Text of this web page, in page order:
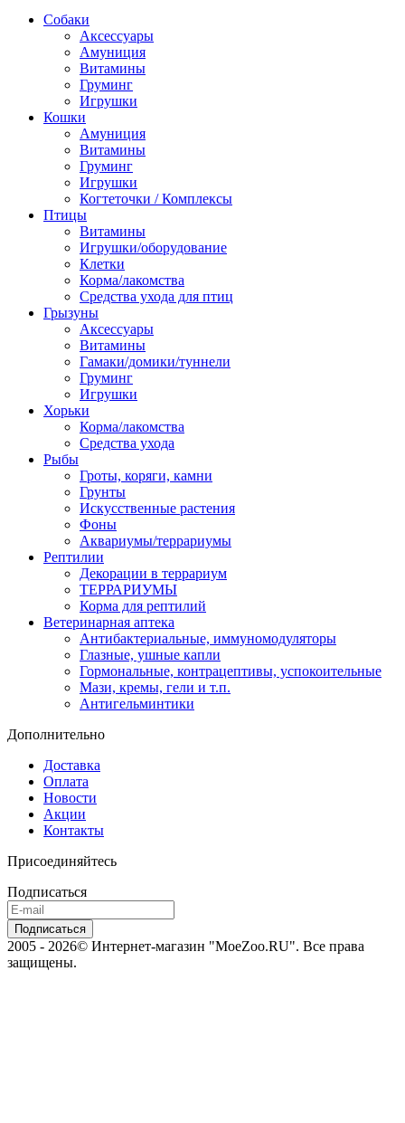
Собаки
Аксессуары
Амуниция
Витамины
Груминг
Игрушки
Кошки
Амуниция
Витамины
Груминг
Игрушки
Когтеточки / Комплексы
Птицы
Витамины
Игрушки/оборудование
Клетки
Корма/лакомства
Средства ухода для птиц
Грызуны
Аксессуары
Витамины
Гамаки/домики/туннели
Груминг
Игрушки
Хорьки
Корма/лакомства
Средства ухода
Рыбы
Гроты, коряги, камни
Грунты
Искусственные растения
Фоны
Аквариумы/террариумы
Рептилии
Декорации в террариум
ТЕРРАРИУМЫ
Корма для рептилий
Ветеринарная аптека
Антибактериальные, иммуномодуляторы
Глазные, ушные капли
Гормональные, контрацептивы, успокоительные
Мази, кремы, гели и т.п.
Антигельминтики
Дополнительно
Доставка
Оплата
Новости
Акции
Контакты
Присоединяйтесь
Подписаться
2005 - 2026© Интернет-магазин "MoeZoo.RU". Все права
защищены.